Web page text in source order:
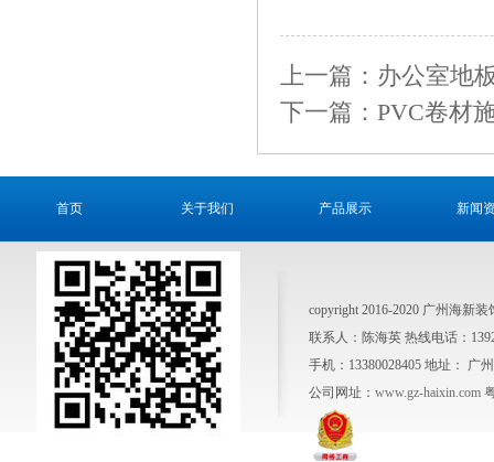
上一篇：办公室地
下一篇：PVC卷材
首页 关于我们 产品展示 新闻
copyright 2016-2020 广州海新
联系人：陈海英 热线电话：
手机：13380028405 地址： 广
公司网址： www.gz-haixin.com